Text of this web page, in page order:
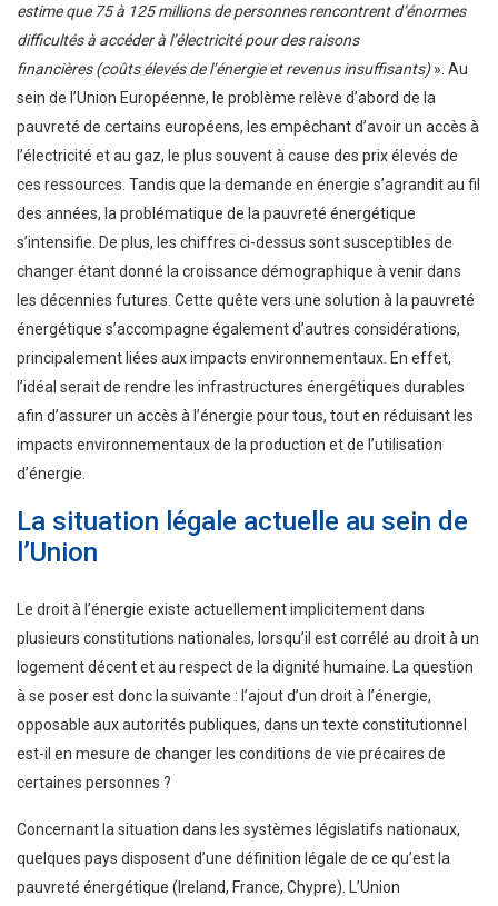
estime que 75 à 125 millions de personnes rencontrent d’énormes
difficultés à accéder à l’électricité pour des raisons
financières (coûts élevés de l’énergie et revenus insuffisants)». Au
sein de l’Union Européenne, le problème relève d’abord de la
pauvreté de certains européens, les empêchant d’avoir un accès à
l’électricité et au gaz, le plus souvent à cause des prix élevés de
ces ressources. Tandis que la demande en énergie s’agrandit au fil
des années, la problématique de la pauvreté énergétique
s’intensifie. De plus, les chiffres ci-dessus sont susceptibles de
changer étant donné la croissance démographique à venir dans
les décennies futures. Cette quête vers une solution à la pauvreté
énergétique s’accompagne également d’autres considérations,
principalement liées aux impacts environnementaux. En effet,
l’idéal serait de rendre les infrastructures énergétiques durables
afin d’assurer un accès à l’énergie pour tous, tout en réduisant les
impacts environnementaux de la production et de l’utilisation
d’énergie.
La situation légale actuelle au sein de
l’Union
Le droit à l’énergie existe actuellement implicitement dans
plusieurs constitutions nationales, lorsqu’il est corrélé au droit à un
logement décent et au respect de la dignité humaine. La question
à se poser est donc la suivante : l’ajout d’un droit à l’énergie,
opposable aux autorités publiques, dans un texte constitutionnel
est-il en mesure de changer les conditions de vie précaires de
certaines personnes ?
Concernant la situation dans les systèmes législatifs nationaux,
quelques pays disposent d’une définition légale de ce qu’est la
pauvreté énergétique (Ireland, France, Chypre). L’Union